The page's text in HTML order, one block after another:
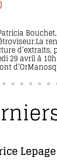
d’extraits,
29 avril à
Lepage